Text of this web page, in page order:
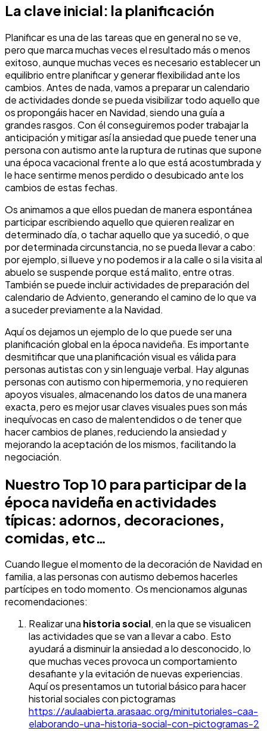
La clave inicial: la planificación
Planificar es una de las tareas que en general no se ve,
pero que marca muchas veces el resultado más o menos
exitoso, aunque muchas veces es necesario establecer un
equilibrio entre planificar y generar flexibilidad ante los
cambios. Antes de nada, vamos a preparar un calendario
de actividades donde se pueda visibilizar todo aquello que
os propongáis hacer en Navidad, siendo una guía a
grandes rasgos. Con él conseguiremos poder trabajar la
anticipación y mitigar así la ansiedad que puede tener una
persona con autismo ante la ruptura de rutinas que supone
una época vacacional frente a lo que está acostumbrada y
le hace sentirme menos perdido o desubicado ante los
cambios de estas fechas.
Os animamos a que ellos puedan de manera espontánea
participar escribiendo aquello que quieren realizar en
determinado día, o tachar aquello que ya sucedió, o que
por determinada circunstancia, no se pueda llevar a cabo:
por ejemplo, si llueve y no podemos ir a la calle o si la visita al
abuelo se suspende porque está malito, entre otras.
También se puede incluir actividades de preparación del
calendario de Adviento, generando el camino de lo que va
a suceder previamente a la Navidad.
Aquí os dejamos un ejemplo de lo que puede ser una
planificación global en la época navideña. Es importante
desmitificar que una planificación visual es válida para
personas autistas con y sin lenguaje verbal. Hay algunas
personas con autismo con hipermemoria, y no requieren
apoyos visuales, almacenando los datos de una manera
exacta, pero es mejor usar claves visuales pues son más
inequívocas en caso de malentendidos o de tener que
hacer cambios de planes, reduciendo la ansiedad y
mejorando la aceptación de los mismos, facilitando la
negociación.
Nuestro Top 10 para participar de la
época navideña en actividades
típicas: adornos, decoraciones,
comidas, etc…
Cuando llegue el momento de la decoración de Navidad en
familia, a las personas con autismo debemos hacerles
partícipes en todo momento. Os mencionamos algunas
recomendaciones:
Realizar una historia social, en la que se visualicen
las actividades que se van a llevar a cabo. Esto
ayudará a disminuir la ansiedad a lo desconocido, lo
que muchas veces provoca un comportamiento
desafiante y la evitación de nuevas experiencias.
Aquí os presentamos un tutorial básico para hacer
historial sociales con pictogramas
https://aulaabierta.arasaac.org/minitutoriales-caa-
elaborando-una-historia-social-con-pictogramas-2